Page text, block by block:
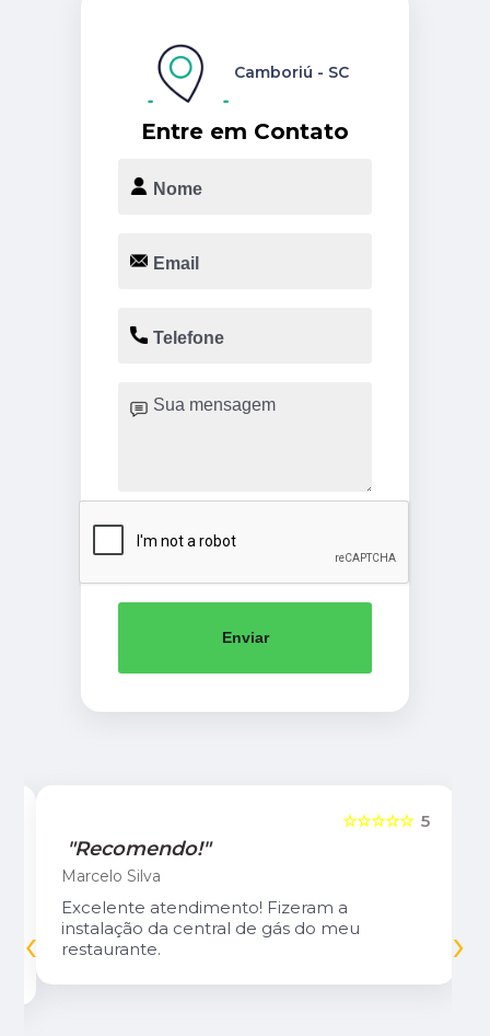
Entre em Contato
Camboriú - SC
Enviar
5
☆☆☆☆☆
"Recomendo!"
Marcelo Silva
Excelente atendimento! Fizeram a
instalação da central de gás do meu
restaurante.
‹ ›